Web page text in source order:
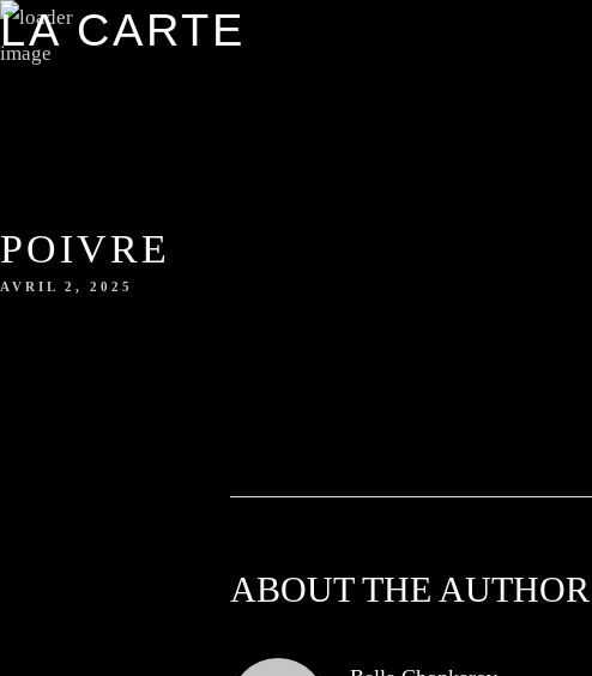
POIVRE
AVRIL 2, 2025
ABOUT THE AUTHOR
LA CARTE